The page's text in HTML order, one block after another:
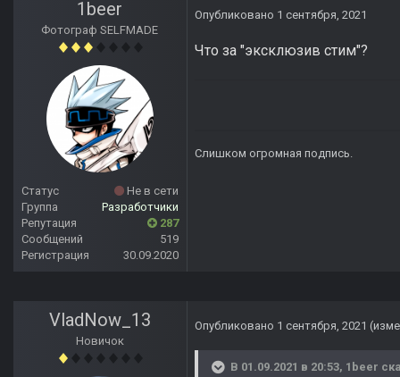
1beer
Фотограф SELFMADE
Статус
Не в сети
Группа
Разработчики
Репутация
287
Сообщений
519
Регистрация
30.09.2020
Опубликовано 1 сентября, 2021
Что за "эксклюзив стим"?
Слишком огромная подпись.
VladNow_13
Новичок
Опубликовано 1 сентября, 2021
В 01.09.2021 в 20:53, 1beer